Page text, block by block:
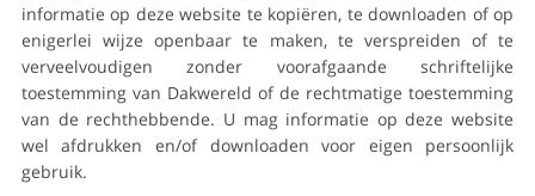
informatie op deze website te kopiëren, te downloaden of op
enigerlei wijze openbaar te maken, te verspreiden of te
verveelvoudigen zonder voorafgaande schriftelijke
toestemming van Dakwereld of de rechtmatige toestemming
van de rechthebbende. U mag informatie op deze website
wel afdrukken en/of downloaden voor eigen persoonlijk
gebruik.